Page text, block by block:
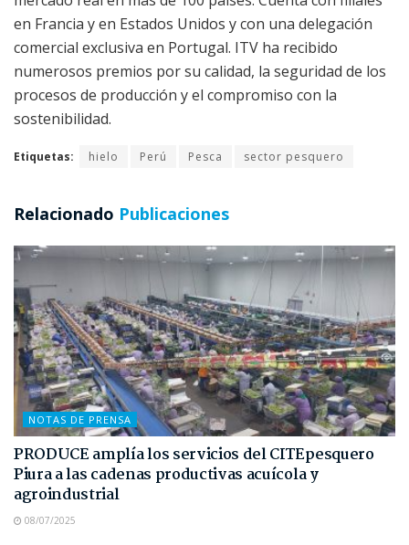
en Francia y en Estados Unidos y con una delegación
comercial exclusiva en Portugal. ITV ha recibido
numerosos premios por su calidad, la seguridad de los
procesos de producción y el compromiso con la
sostenibilidad.
Etiquetas: hielo Perú Pesca sector pesquero
Relacionado Publicaciones
NOTAS DE PRENSA
PRODUCE amplía los servicios del CITEpesquero
Piura a las cadenas productivas acuícola y
agroindustrial
08/07/2025